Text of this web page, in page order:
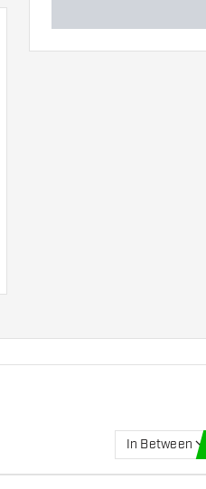
In Between